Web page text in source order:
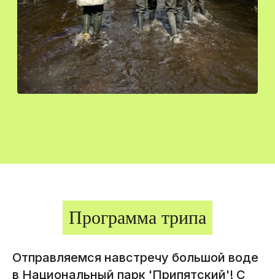
Программа трипа
Отправляемся навстречу большой воде
в Национальный парк 'Припятский'! С